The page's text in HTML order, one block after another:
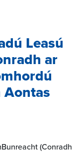
Leasú
ar
Aontas
(Conradh